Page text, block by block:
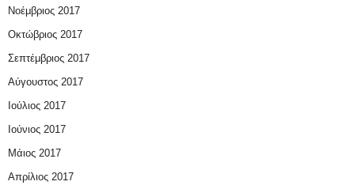
Νοέμβριος 2017
Οκτώβριος 2017
Σεπτέμβριος 2017
Αύγουστος 2017
Ιούλιος 2017
Ιούνιος 2017
Μάιος 2017
Απρίλιος 2017